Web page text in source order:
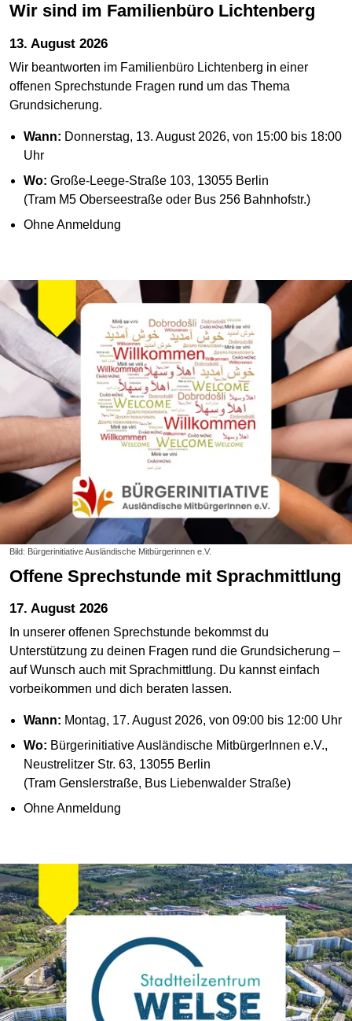
Wir sind im Familienbüro Lichtenberg
13. August 2026
Wir beantworten im Familienbüro Lichtenberg in einer
offenen Sprechstunde Fragen rund um das Thema
Grundsicherung.
Wann: Donnerstag, 13. August 2026, von 15:00 bis 18:00
Uhr
Wo: Große-Leege-Straße 103, 13055 Berlin
(Tram M5 Oberseestraße oder Bus 256 Bahnhofstr.)
Ohne Anmeldung
Bild: Bürgerinitiative Ausländische Mitbürgerinnen e.V.
Offene Sprechstunde mit Sprachmittlung
17. August 2026
In unserer offenen Sprechstunde bekommst du
Unterstützung zu deinen Fragen rund die Grundsicherung –
auf Wunsch auch mit Sprachmittlung. Du kannst einfach
vorbeikommen und dich beraten lassen.
Wann: Montag, 17. August 2026, von 09:00 bis 12:00 Uhr
Wo: Bürgerinitiative Ausländische MitbürgerInnen e.V.,
Neustrelitzer Str. 63, 13055 Berlin
(Tram Genslerstraße, Bus Liebenwalder Straße)
Ohne Anmeldung